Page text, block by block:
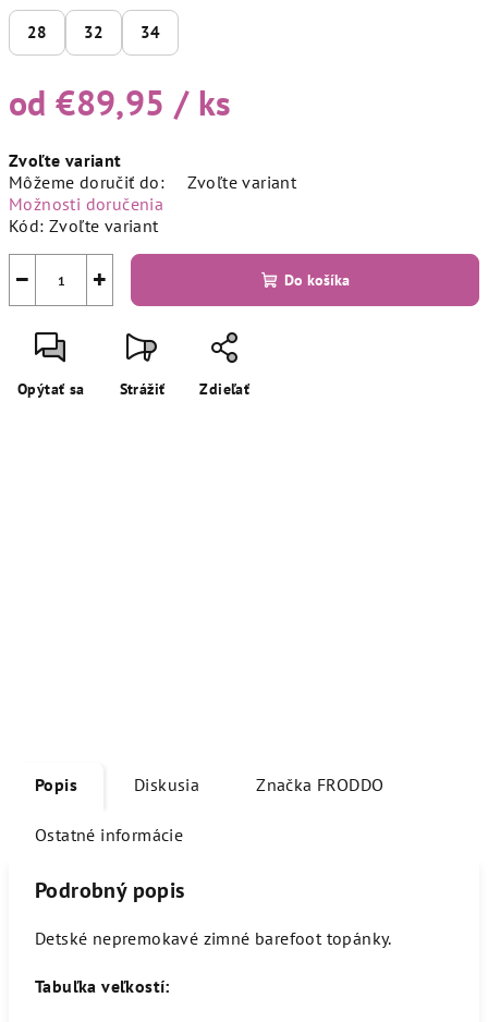
28 32 34
od€89,95 / ks
cena:
Zvoľte variant
Môžeme doručiť do:
Zvoľte variant
Možnosti doručenia
Kód: Zvoľte variant
+
− Do košíka
Opýtať sa Strážiť Zdieľať
Popis Diskusia Značka FRODDO
Ostatné informácie
Podrobný popis
Detské nepremokavé zimné barefoot topánky.
Tabuľka veľkostí: